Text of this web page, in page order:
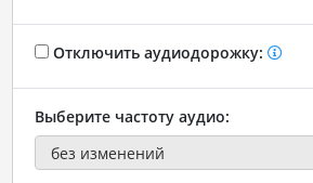
Отключить аудиодорожку:
Выберите частоту аудио: